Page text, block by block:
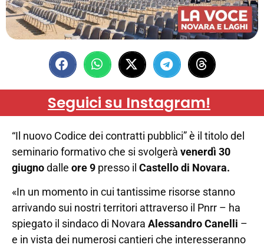
Seguici su Instagram!
“Il nuovo Codice dei contratti pubblici” è il titolo del
seminario formativo che si svolgerà venerdì 30
giugnodalle ore 9 presso il Castello di Novara.
«In un momento in cui tantissime risorse stanno
arrivando sui nostri territori attraverso il Pnrr – ha
spiegato il sindaco di Novara Alessandro Canelli –
e in vista dei numerosi cantieri che interesseranno